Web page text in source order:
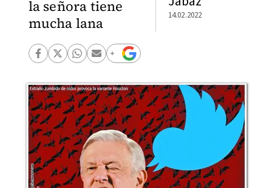
la señora tiene
mucha lana
14.02.2022